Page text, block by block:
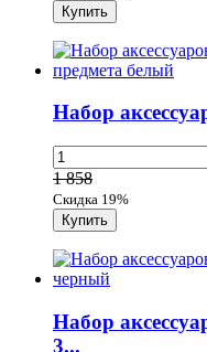
Набор
1 858
Скидка 19%
Набор
3...